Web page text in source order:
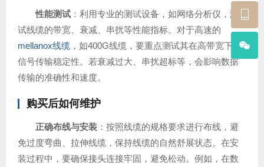
性能测试 ：利用专业的测试设备，如网络分析仪，测
试线缆的带宽、衰减、串扰等性能指标。对于高速的
mellanox线缆 ，如400G线缆，要重点测试其在高带宽下的
信号传输稳定性。若衰减过大、串扰超标等，会影响数据
传输的准确性和速度。
购买后如何维护
正确布线与安装 ：按照线缆的规格要求进行布线，避
免过度弯曲、拉伸线缆，保持线缆的自然舒展状态。在安
装过程中，要确保接头连接牢固，避免松动。例如，在数